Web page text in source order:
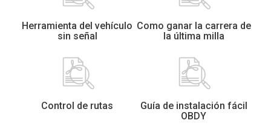
Herramienta del vehículo
sin señal
Como ganar la carrera de
la última milla
Control de rutas
Guía de instalación fácil
OBDY